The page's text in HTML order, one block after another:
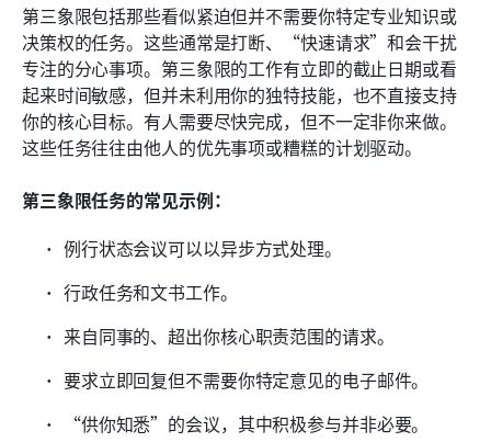
第三象限包括那些看似紧迫但并不需要你特定专业知识或
决策权的任务。这些通常是打断、“快速请求”和会干扰
专注的分心事项。第三象限的工作有立即的截止日期或看
起来时间敏感，但并未利用你的独特技能，也不直接支持
你的核心目标。有人需要尽快完成，但不一定非你来做。
这些任务往往由他人的优先事项或糟糕的计划驱动。
第三象限任务的常见示例：
例行状态会议可以以异步方式处理。
行政任务和文书工作。
来自同事的、超出你核心职责范围的请求。
要求立即回复但不需要你特定意见的电子邮件。
“供你知悉”的会议，其中积极参与并非必要。